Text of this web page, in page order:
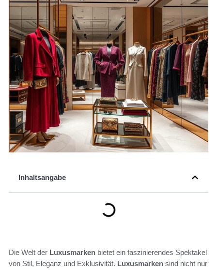
Inhaltsangabe
Die Welt der Luxusmarken bietet ein faszinierendes Spektakel
von Stil, Eleganz und Exklusivität. Luxusmarken sind nicht nur